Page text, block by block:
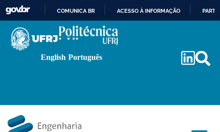
PARA
COMUNICA BR ACESSO À INFORMAÇÃO
English Português